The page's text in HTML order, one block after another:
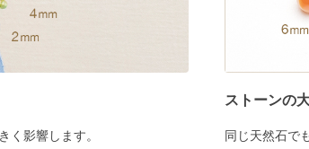
く影響します。
ストーンの
同じ天然石で